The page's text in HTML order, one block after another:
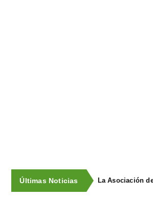
Últimas Noticias